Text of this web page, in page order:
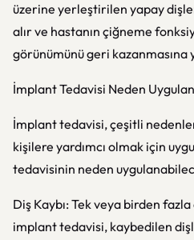
üzerine yerleştirilen yapay
alır ve hastanın çiğneme
görünümünü geri kazanmasına
İmplant Tedavisi Neden
İmplant tedavisi, çeşitli
kişilere yardımcı olmak için
tedavisinin neden
Diş Kaybı: Tek veya birden
implant tedavisi, kaybedilen